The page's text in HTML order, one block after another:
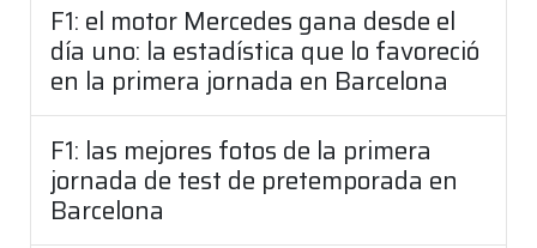
F1: el motor Mercedes gana desde el
día uno: la estadística que lo favoreció
en la primera jornada en Barcelona
F1: las mejores fotos de la primera
jornada de test de pretemporada en
Barcelona